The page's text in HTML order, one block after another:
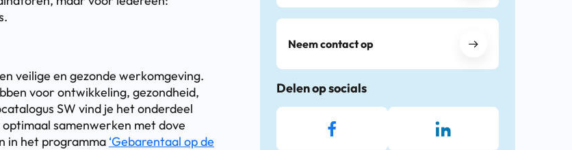
veilige en gezonde werkomgeving.
voor ontwikkeling, gezondheid,
SW vind je het onderdeel
samenwerken met dove
in het programma ‘Gebarentaal op de
Neem contact op
Delen op socials